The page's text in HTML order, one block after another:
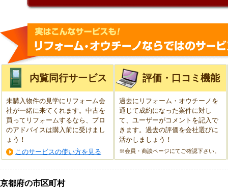
内覧同行サービス
未購入物件の見学にリフォーム会
社が一緒に来てくれます。中古を
買ってリフォームするなら、プロ
のアドバイスは購入前に受けまし
ょう！
このサービスの使い方を見る
評価・口コミ機能
過去にリフォーム・オウチーノを
通じて成約になった案件に対し
て、ユーザーがコメントを記入で
きます。過去の評価を会社選びに
活かしましょう！
※会員・商談ページにてご確認下さい。
京都府の市区町村